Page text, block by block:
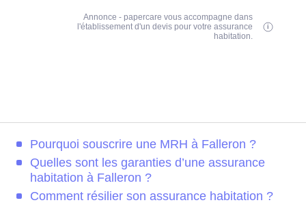
Annonce - papercare vous accompagne dans
l'établissement d'un devis pour votre assurance
habitation.
Pourquoi souscrire une MRH à Falleron ?
Quelles sont les garanties d’une assurance
habitation à Falleron ?
Comment résilier son assurance habitation ?